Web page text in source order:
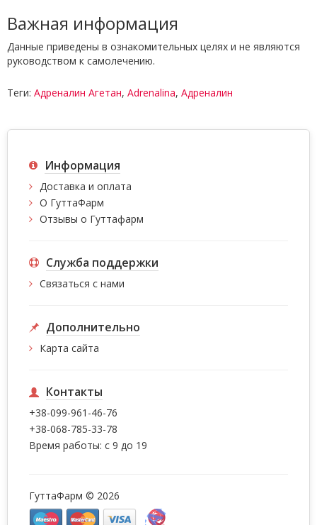
Важная информация
Данные приведены в ознакомительных целях и не являются
руководством к самолечению.
Теги: Адреналин Агетан, Adrenalina, Адреналин
Информация
Доставка и оплата
О ГуттаФарм
Отзывы о Гуттафарм
Служба поддержки
Связаться с нами
Дополнительно
Карта сайта
Контакты
+38-099-961-46-76
+38-068-785-33-78
Время работы: с 9 до 19
ГуттаФарм © 2026